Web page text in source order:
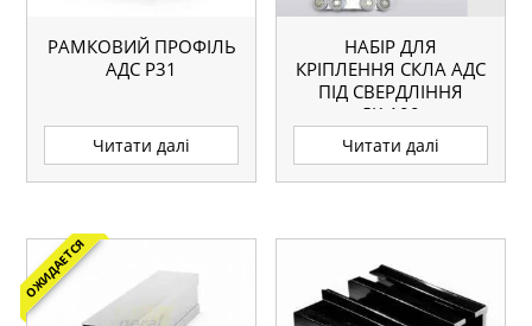
РАМКОВИЙ ПРОФІЛЬ
АДС P31
Читати далі
НАБІР ДЛЯ
КРІПЛЕННЯ СКЛА АДС
ПІД СВЕРДЛІННЯ
ДК-100
Читати далі
ОЖИДАЕТСЯ